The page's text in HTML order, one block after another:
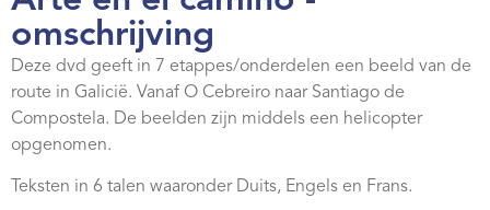
Ervaringen
Regio’s
Nieuws
Agenda
Webshop
omschrijving
Deze dvd geeft in 7 etappes/onderdelen een beeld van de
route in Galicië. Vanaf O Cebreiro naar Santiago de
Compostela. De beelden zijn middels een helicopter
opgenomen.
Teksten in 6 talen waaronder Duits, Engels en Frans.